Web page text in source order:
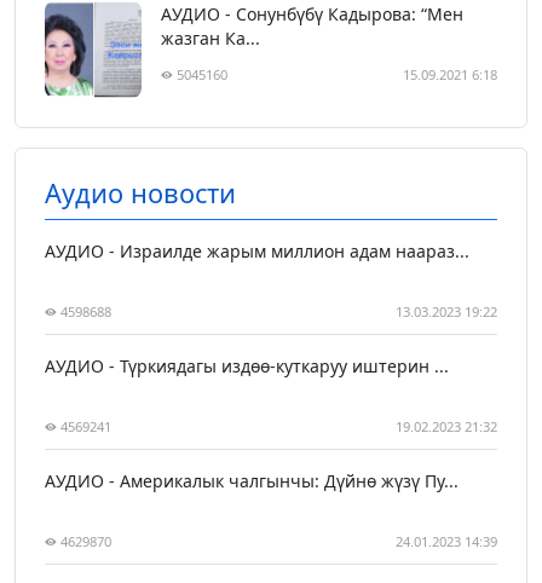
АУДИО - Сонунбүбү Кадырова: “Мен
жазган Ка...
5045160 15.09.2021 6:18
Аудио новости
АУДИО - Израилде жарым миллион адам наараз...
4598688 13.03.2023 19:22
АУДИО - Түркиядагы издөө-куткаруу иштерин ...
4569241 19.02.2023 21:32
АУДИО - Америкалык чалгынчы: Дүйнө жүзү Пу...
4629870 24.01.2023 14:39